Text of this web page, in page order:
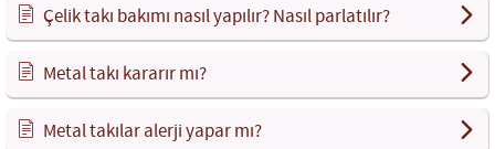
Çelik takı bakımı nasıl yapılır? Nasıl parlatılır?
Metal takı kararır mı?
Metal takılar alerji yapar mı?